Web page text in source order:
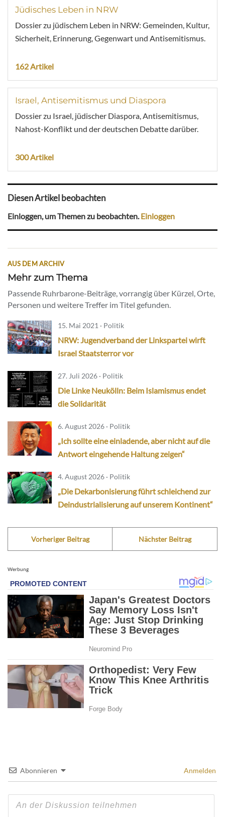
Jüdisches Leben in NRW
Dossier zu jüdischem Leben in NRW: Gemeinden, Kultur,
Sicherheit, Erinnerung, Gegenwart und Antisemitismus.
162 Artikel
Israel, Antisemitismus und Diaspora
Dossier zu Israel, jüdischer Diaspora, Antisemitismus,
Nahost-Konflikt und der deutschen Debatte darüber.
300 Artikel
Diesen Artikel beobachten
Einloggen, um Themen zu beobachten. Einloggen
AUS DEM ARCHIV
Mehr zum Thema
Passende Ruhrbarone-Beiträge, vorrangig über Kürzel, Orte,
Personen und weitere Treffer im Titel gefunden.
15. Mai 2021 · Politik
NRW: Jugendverband der Linkspartei wirft
Israel Staatsterror vor
27. Juli 2026 · Politik
Die Linke Neukölln: Beim Islamismus endet
die Solidarität
6. August 2026 · Politik
„Ich sollte eine einladende, aber nicht auf die
Antwort eingehende Haltung zeigen“
4. August 2026 · Politik
„Die Dekarbonisierung führt schleichend zur
Deindustrialisierung auf unserem Kontinent“
Vorheriger Beitrag Nächster Beitrag
Werbung
Abonnieren Anmelden